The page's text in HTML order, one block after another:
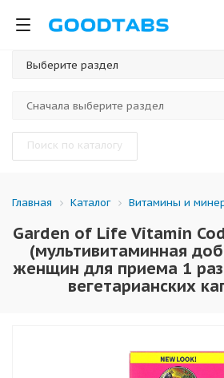
Поиск по каталогу
Главная Каталог Витамины и
Garden of Life Vitamin
(мультивитаминная
женщин для приема 1
вегетарианских